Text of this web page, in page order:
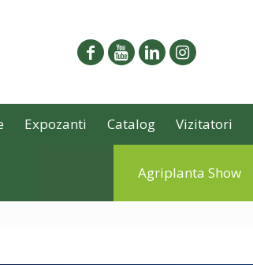
Expozanti Catalog Vizitatori
Agriplanta Show